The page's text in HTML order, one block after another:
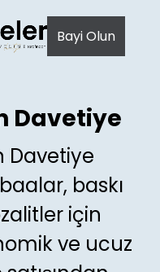
Bayi Olun
Davetiye
Davetiye
baskı
için
ve ucuz